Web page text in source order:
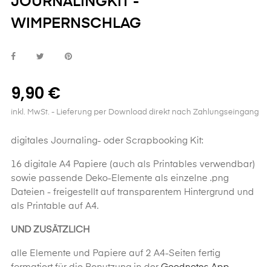
WIMPERNSCHLAG
9,90 €
inkl. MwSt. - Lieferung per Download direkt nach Zahlungseingang
digitales Journaling- oder Scrapbooking Kit:
16 digitale A4 Papiere (auch als Printables verwendbar)
sowie passende Deko-Elemente als einzelne .png
Dateien - freigestellt auf transparentem Hintergrund und
als Printable auf A4.
UND ZUSÄTZLICH
alle Elemente und Papiere auf 2 A4-Seiten fertig